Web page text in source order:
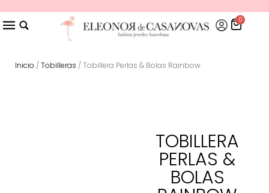
0
Inicio /Tobilleras / Tobillera Perlas & Bolas Rainbow
TOBILLERA
PERLAS &
BOLAS